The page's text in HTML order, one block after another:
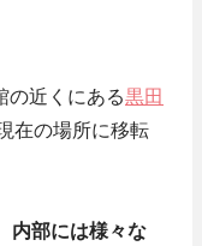
の近くにある黒田
在の場所に移転
内部には様々な